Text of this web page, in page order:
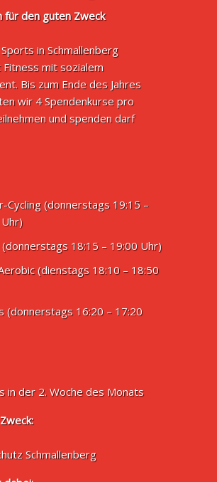
für den guten Zweck
in Schmallenberg
mit sozialem
Bis zum Ende des Jahres
wir 4 Spendenkurse pro
und spenden darf
Cycling (donnerstags 19:15 –
(donnerstags 18:15 – 19:00 Uhr)
(dienstags 18:10 – 18:50
(donnerstags 16:20 – 17:20
in der 2. Woche des Monats
Schmallenberg